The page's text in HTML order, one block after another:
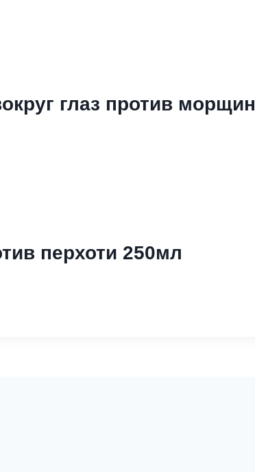
глаз против морщин
перхоти 250мл